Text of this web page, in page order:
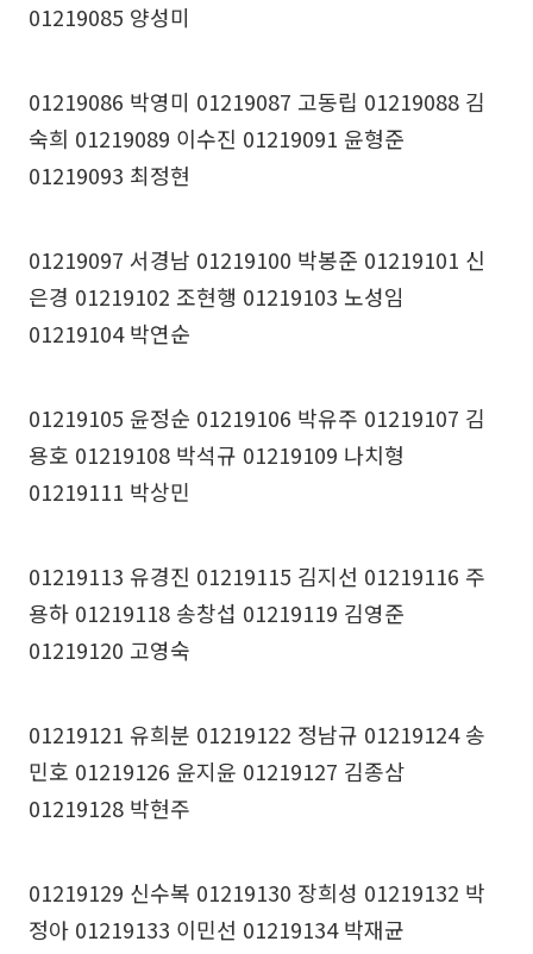
01219085 양성미
01219086 박영미 01219087 고동립 01219088 김
숙희 01219089 이수진 01219091 윤형준
01219093 최정현
01219097 서경남 01219100 박봉준 01219101 신
은경 01219102 조현행 01219103 노성임
01219104 박연순
01219105 윤정순 01219106 박유주 01219107 김
용호 01219108 박석규 01219109 나치형
01219111 박상민
01219113 유경진 01219115 김지선 01219116 주
용하 01219118 송창섭 01219119 김영준
01219120 고영숙
01219121 유희분 01219122 정남규 01219124 송
민호 01219126 윤지윤 01219127 김종삼
01219128 박현주
01219129 신수복 01219130 장희성 01219132 박
정아 01219133 이민선 01219134 박재균